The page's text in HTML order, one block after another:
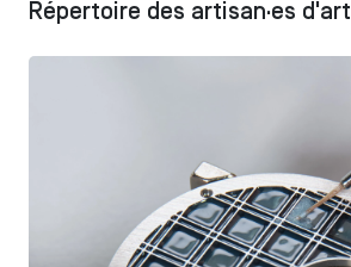
Répertoire des artisan·es d'art